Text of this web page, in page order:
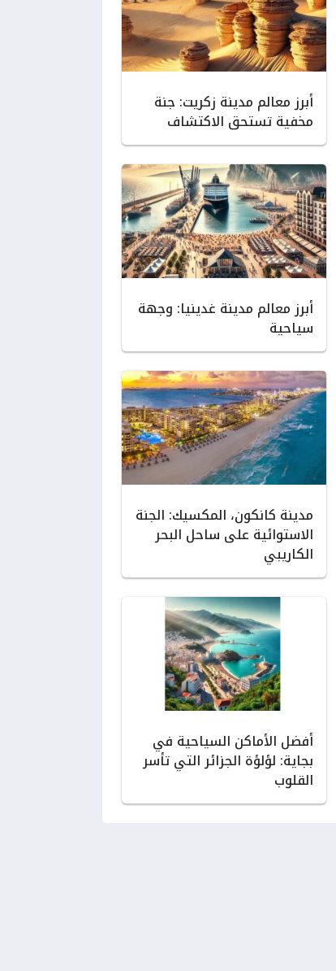
أبرز معالم مدينة زكريت: جنة
مخفية تستحق الاكتشاف
أبرز معالم مدينة غدينيا: وجهة
سياحية
مدينة كانكون، المكسيك: الجنة
الاستوائية على ساحل البحر
الكاريبي
أفضل الأماكن السياحية في
بجاية: لؤلؤة الجزائر التي تأسر
القلوب